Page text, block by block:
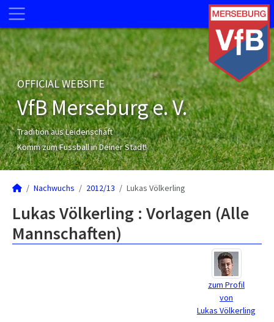
OFFICIAL WEBSITE
VfB Merseburg e. V.
Tradition aus Leidenschaft
Komm zum Fussball in Deiner Stadt!
Nachwuchs 2012/13 Lukas Völkerling
Lukas Völkerling : Vorlagen (Alle
Mannschaften)
zum Profil
von
Lukas Völkerling